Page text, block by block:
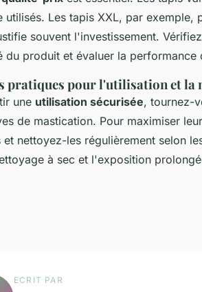
utilisés. Les tapis XXL, par exemple,
souvent l'investissement.
du produit et évaluer la performance
pratiques pour l'utilisation et la
une utilisation sécurisée, tournez-
de mastication. Pour maximiser
et nettoyez-les régulièrement selon
à sec et l'exposition
ECRIT PAR